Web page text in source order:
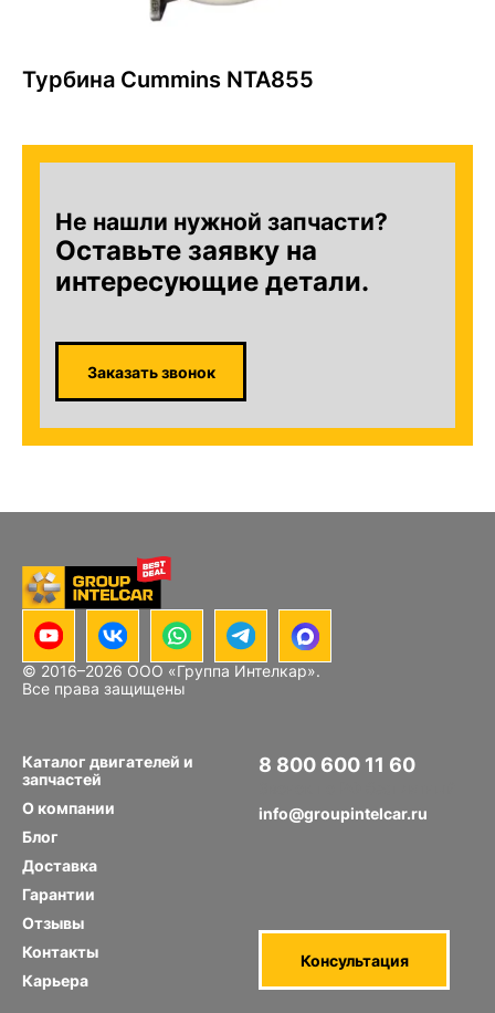
Турбина Cummins NTA855
Не нашли нужной запчасти?
Оставьте заявку на
интересующие детали.
Заказать звонок
© 2016–2026 ООО «Группа Интелкар».
Все права защищены
Каталог двигателей и
запчастей
О компании
Блог
Доставка
Гарантии
Отзывы
Контакты
Карьера
8 800 600 11 60
info@groupintelcar.ru
Консультация